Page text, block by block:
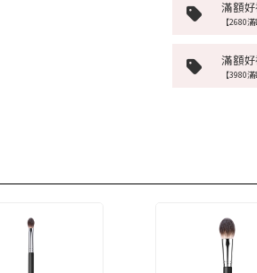
滿額好
【2680滿
滿額好
【3980滿